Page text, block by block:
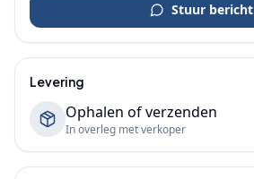
Stuur bericht
Levering
Ophalen of verzenden
In overleg met verkoper